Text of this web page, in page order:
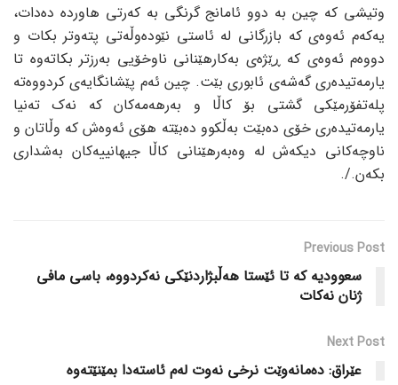
وتیشی کە چین بە دوو ئامانج گرنگی بە کەرتی هاوردە دەدات،
یەکەم ئەوەی کە بازرگانی لە ئاستی نێودەوڵەتی پتەوتر بکات و
دووەم ئەوەی کە ڕێژەی بەکارهێنانی ناوخۆیی بەرزتر بکاتەوە تا
یارمەتیدەری گەشەی ئابوری بێت. چین ئەم پێشانگایەی کردووەتە
پلەتفۆرمێکی گشتی بۆ کاڵا و بەرهەمەکان کە نەک تەنیا
یارمەتیدەری خۆی دەبێت بەڵکوو دەبێتە هۆی ئەوەش کە وڵاتان و
ناوچەکانی دیکەش لە وەبەرهێنانی کاڵا جیهانییەکان بەشداری
بکەن./.
Previous Post
سعوودیە کە تا ئێستا هەڵبژاردنێکی نەکردووە، باسی مافی
ژنان نەکات
Next Post
عێراق: دەمانەوێت نرخی نەوت لەم ئاستەدا بمێنێتەوە